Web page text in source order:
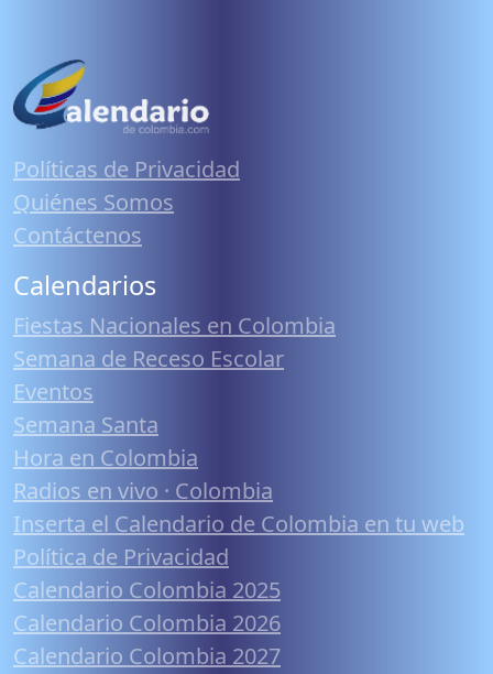
Políticas de Privacidad
Quiénes Somos
Contáctenos
Calendarios
Fiestas Nacionales en Colombia
Semana de Receso Escolar
Eventos
Semana Santa
Hora en Colombia
Radios en vivo · Colombia
Inserta el Calendario de Colombia en tu web
Política de Privacidad
Calendario Colombia 2025
Calendario Colombia 2026
Calendario Colombia 2027